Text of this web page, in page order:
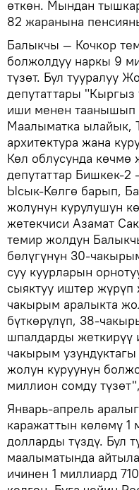
өткөн. Мындан
82 жаранына
Балыкчы — Кочкор
болжолдуу наркы 9
түзөт. Бул тууралуу
депутаттары
иши менен таанышып
Маалыматка ылайык,
архитектура жана
Көл облусунда
депутаттар Бишкек-
Ысык-Көлгө барып,
жолунун курулушун
жетекчиси Азамат
темир жолдун
бөлүгүнүн 30-
суу куурларын
сыяктуу иштер
чакырым аралыкта
бүткөрүлүп, 38-
шпалдарды жеткирүү
чакырым
жолун куруунун
миллион сомду
Январь-апрель
каражаттын көлөмү
долларды түздү. Бул
маалыматында
ичинен 1 миллиард